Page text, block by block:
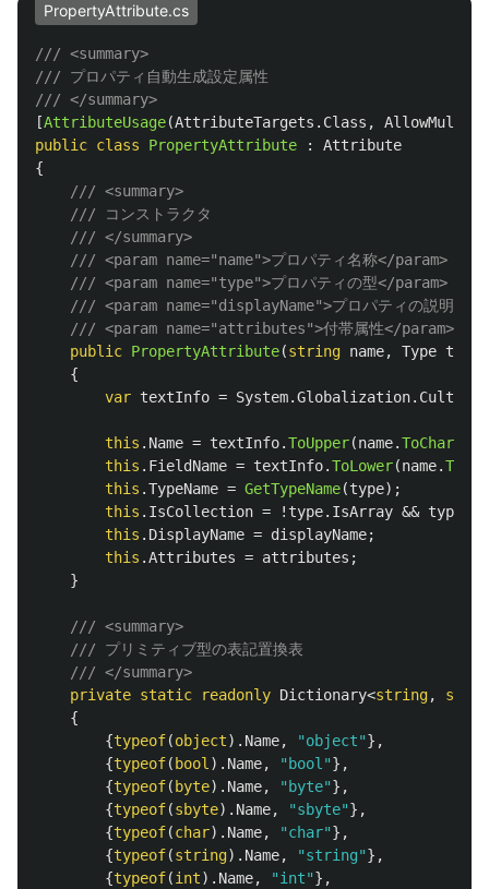
PropertyAttribute.cs
/// <summary>
/// プロパティ自動生成設定属性
/// </summary>
[AttributeUsage(AttributeTargets . Class ,
public class PropertyAttribute :
Attribute
{
/// <summary>
/// コンストラクタ
/// </summary>
/// <param name="name">プロパティ名称</param>
/// <param name="type">プロパティの型</param>
/// <param name="displayName">プロパティの説明</
/// <param name="attributes">付帯属性</param>
public PropertyAttribute(string name, Type type
{
var textInfo = System.Globalization.
this . Name = textInfo.ToUpper(name.
this . FieldName = textInfo.ToLower(name.
this .TypeName = GetTypeName(type);
this . IsCollection = ! type. IsArray && type
this . DisplayName = displayName;
this .Attributes = attributes ;
}
/// <summary>
/// プリミティブ型の表記置換表
/// </summary>
private static readonly Dictionary<string,
{
{typeof(object). Name, "object"},
{typeof( bool ). Name, "bool"},
{typeof( byte). Name, "byte"},
{typeof(sbyte). Name, "sbyte"},
{typeof(char). Name, "char"},
{typeof(string). Name, "string"},
{typeof(int). Name, "int"},